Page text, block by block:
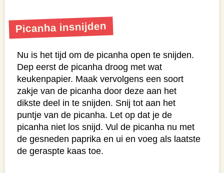
Picanha insnijden
Nu is het tijd om de picanha open te snijden.
Dep eerst de picanha droog met wat
keukenpapier. Maak vervolgens een soort
zakje van de picanha door deze aan het
dikste deel in te snijden. Snij tot aan het
puntje van de picanha. Let op dat je de
picanha niet los snijd. Vul de picanha nu met
de gesneden paprika en ui en voeg als laatste
de geraspte kaas toe.